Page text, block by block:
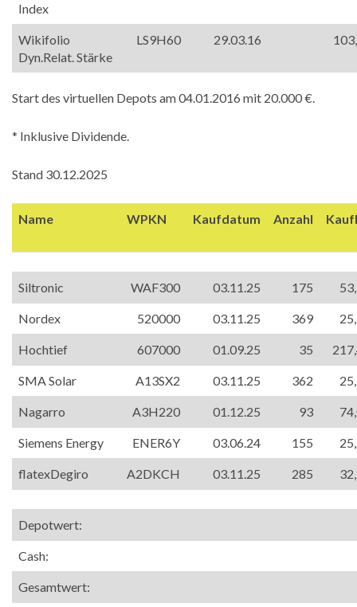
Index
Wikifolio
Dyn.Relat. Stärke
LS9H60 29.03.16
Start des virtuellen Depots am 04.01.2016 mit 20.000 €.
* Inklusive Dividende.
Stand 30.12.2025
Name WPKN Kaufdatum Anzahl
Siltronic WAF300 03.11.25 175
Nordex 520000 03.11.25 369
Hochtief 607000 01.09.25 35
SMA Solar A13SX2 03.11.25 362
Nagarro A3H220 01.12.25 93
Siemens Energy ENER6Y 03.06.24 155
flatexDegiro A2DKCH 03.11.25 285
Depotwert:
Cash:
Gesamtwert: